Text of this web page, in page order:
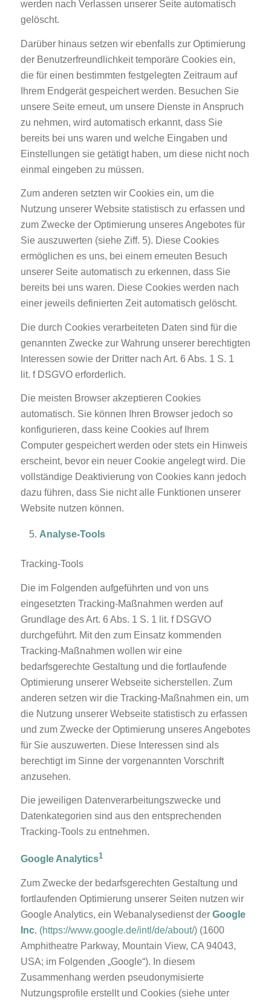
werden nach Verlassen unserer Seite automatisch
gelöscht.
Darüber hinaus setzen wir ebenfalls zur Optimierung
der Benutzerfreundlichkeit temporäre Cookies ein,
die für einen bestimmten festgelegten Zeitraum auf
Ihrem Endgerät gespeichert werden. Besuchen Sie
unsere Seite erneut, um unsere Dienste in Anspruch
zu nehmen, wird automatisch erkannt, dass Sie
bereits bei uns waren und welche Eingaben und
Einstellungen sie getätigt haben, um diese nicht noch
einmal eingeben zu müssen.
Zum anderen setzten wir Cookies ein, um die
Nutzung unserer Website statistisch zu erfassen und
zum Zwecke der Optimierung unseres Angebotes für
Sie auszuwerten (siehe Ziff. 5). Diese Cookies
ermöglichen es uns, bei einem erneuten Besuch
unserer Seite automatisch zu erkennen, dass Sie
bereits bei uns waren. Diese Cookies werden nach
einer jeweils definierten Zeit automatisch gelöscht.
Die durch Cookies verarbeiteten Daten sind für die
genannten Zwecke zur Wahrung unserer berechtigten
Interessen sowie der Dritter nach Art. 6 Abs. 1 S. 1
lit. f DSGVO erforderlich.
Die meisten Browser akzeptieren Cookies
automatisch. Sie können Ihren Browser jedoch so
konfigurieren, dass keine Cookies auf Ihrem
Computer gespeichert werden oder stets ein Hinweis
erscheint, bevor ein neuer Cookie angelegt wird. Die
vollständige Deaktivierung von Cookies kann jedoch
dazu führen, dass Sie nicht alle Funktionen unserer
Website nutzen können.
Analyse-Tools
Tracking-Tools
Die im Folgenden aufgeführten und von uns
eingesetzten Tracking-Maßnahmen werden auf
Grundlage des Art. 6 Abs. 1 S. 1 lit. f DSGVO
durchgeführt. Mit den zum Einsatz kommenden
Tracking-Maßnahmen wollen wir eine
bedarfsgerechte Gestaltung und die fortlaufende
Optimierung unserer Webseite sicherstellen. Zum
anderen setzen wir die Tracking-Maßnahmen ein, um
die Nutzung unserer Webseite statistisch zu erfassen
und zum Zwecke der Optimierung unseres Angebotes
für Sie auszuwerten. Diese Interessen sind als
berechtigt im Sinne der vorgenannten Vorschrift
anzusehen.
Die jeweiligen Datenverarbeitungszwecke und
Datenkategorien sind aus den entsprechenden
Tracking-Tools zu entnehmen.
Google Analytics1
Zum Zwecke der bedarfsgerechten Gestaltung und
fortlaufenden Optimierung unserer Seiten nutzen wir
Google Analytics, ein Webanalysedienst der Google
Inc. (https://www.google.de/intl/de/about/)(1600
Amphitheatre Parkway, Mountain View, CA 94043,
USA; im Folgenden „Google“). In diesem
Zusammenhang werden pseudonymisierte
Nutzungsprofile erstellt und Cookies (siehe unter